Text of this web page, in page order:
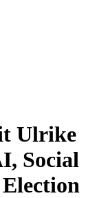
Ulrike
Social